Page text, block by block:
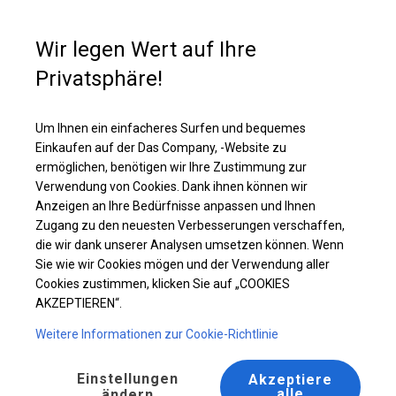
GARTENPAVILLONS
Startseite / Gartenpavillons
Gehen Sie zu unseren Vorschlägen
Wir legen Wert auf Ihre
Privatsphäre!
Um Ihnen ein einfacheres Surfen und bequemes
Einkaufen auf der Das Company, -Website zu
ermöglichen, benötigen wir Ihre Zustimmung zur
Verwendung von Cookies. Dank ihnen können wir
Anzeigen an Ihre Bedürfnisse anpassen und Ihnen
Zugang zu den neuesten Verbesserungen verschaffen,
die wir dank unserer Analysen umsetzen können. Wenn
Sie wie wir Cookies mögen und der Verwendung aller
Cookies zustimmen, klicken Sie auf „COOKIES
AKZEPTIEREN“.
Weitere Informationen zur Cookie-Richtlinie
Einstellungen
Akzeptiere